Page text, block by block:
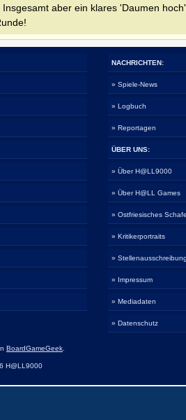
aber ein klares 'Daumen
NACHRICHTEN:
» Spiele-News
» Logbuch
» Reportagen
ÜBER UNS:
» Über H@LL9000
» Über H@LL Games
» Ostfriesisches
» Kritikerportraits
» Stellenausschreibung
» Impressum
» Mediadaten
» Datenschutz
BoardGameGeek.
H@LL9000